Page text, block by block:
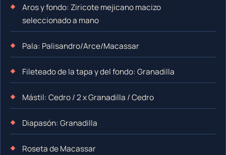
Aros y fondo: Ziricote mejicano macizo
seleccionado a mano
Pala: Palisandro/Arce/Macassar
Fileteado de la tapa y del fondo: Granadilla
Mástil: Cedro / 2 x Granadilla / Cedro
Diapasón: Granadilla
Roseta de Macassar